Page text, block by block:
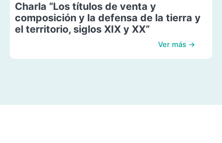
Charla “Los títulos de venta y
composición y la defensa de la tierra y
el territorio, siglos XIX y XX”
Ver más →